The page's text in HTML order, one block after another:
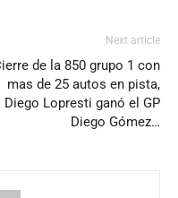
Next article
de la 850 grupo 1 con
mas de 25 autos en pista,
Diego Lopresti ganó el GP
Diego Gómez…